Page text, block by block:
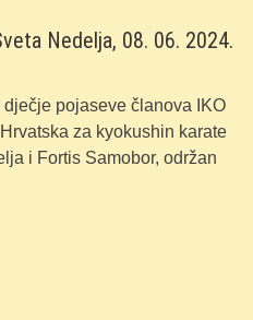
Nedelja, 08. 06. 2024.
pojaseve članova IKO
za kyokushin karate
i Fortis Samobor, održan